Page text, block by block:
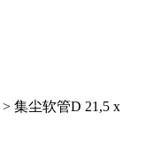
> 集尘软管D 21,5 x